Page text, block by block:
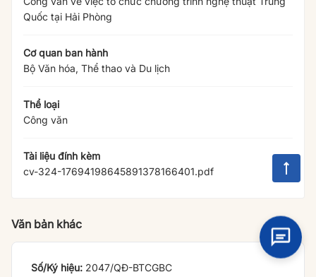
Quốc tại Hải Phòng
Cơ quan ban hành
Bộ Văn hóa, Thể thao và Du lịch
Thể loại
Công văn
Tài liệu đính kèm
cv-324-17694198645891378166401.pdf
Văn bản khác
2047/QĐ-BTCGBC